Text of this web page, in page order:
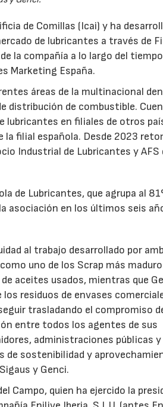
de Comillas (Icai) y ha
de lubricantes a través de
la compañía a lo largo del
Marketing España.
áreas de la multinacional
distribución de combustible.
lubricantes en filiales de otros
la filial española. Desde 2023
Industrial de Lubricantes y AFS
de Lubricantes, que agrupa al
asociación en los últimos seis
al trabajo desarrollado por
uno de los Scrap más
aceites usados, mientras que
residuos de envases
trasladando el compromiso
entre todos los agentes de sus
administraciones públicas y
de sostenibilidad y
y Genci.
Campo, quien ha ejercido la